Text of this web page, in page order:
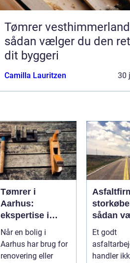
Tømrer vesthimmerland
sådan vælger du den
dit byggeri
Camilla Lauritzen 30
Tømrer i
Aarhus:
ekspertise i
byens hjerte
Når en bolig i
Aarhus har brug for
renovering eller
sådan
den rette
ner
Et godt
handler